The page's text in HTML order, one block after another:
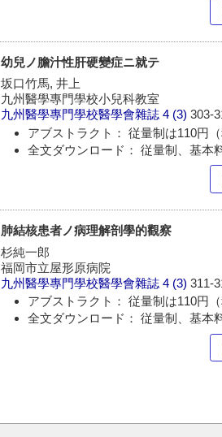
幼兒ノ膽汁性肝硬變症ニ就テ
坂口竹馬, 井上
九州醫學專門學校小兒科教室
九州醫學專門學校醫學會雜誌 4 (3)303-
アブストラクト： 従量制は110円
全文ダウンロード： 従量制、基本
肺結核患者ノ病理解剖學的觀察
杉純一郎
福岡市立屋形原病院
九州醫學專門學校醫學會雜誌 4 (3)311-
アブストラクト： 従量制は110円
全文ダウンロード： 従量制、基本